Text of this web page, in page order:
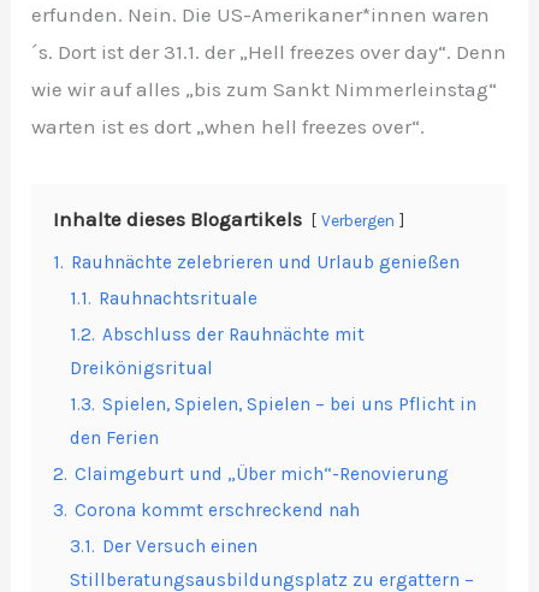
erfunden. Nein. Die US-Amerikaner*innen waren
´s. Dort ist der 31.1. der „Hell freezes over day“. Denn
wie wir auf alles „bis zum Sankt Nimmerleinstag“
warten ist es dort „when hell freezes over“.
Inhalte dieses Blogartikels Verbergen
1. Rauhnächte zelebrieren und Urlaub genießen
1.1. Rauhnachtsrituale
1.2. Abschluss der Rauhnächte mit
Dreikönigsritual
1.3. Spielen, Spielen, Spielen – bei uns Pflicht in
den Ferien
2. Claimgeburt und „Über mich“-Renovierung
3. Corona kommt erschreckend nah
3.1. Der Versuch einen
Stillberatungsausbildungsplatz zu ergattern –